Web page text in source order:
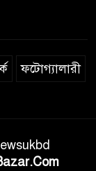
ফটোগ্যালারী